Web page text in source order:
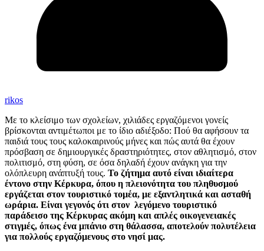
rikos
Με το κλείσιμο των σχολείων, χιλιάδες εργαζόμενοι γονείς
βρίσκονται αντιμέτωποι με το ίδιο αδιέξοδο: Πού θα αφήσουν τα
παιδιά τους τους καλοκαιρινούς μήνες και πώς αυτά θα έχουν
πρόσβαση σε δημιουργικές δραστηριότητες, στον αθλητισμό, στον
πολιτισμό, στη φύση, σε όσα δηλαδή έχουν ανάγκη για την
ολόπλευρη ανάπτυξή τους. Το ζήτημα αυτό είναι ιδιαίτερα
έντονο στην Κέρκυρα, όπου η πλειονότητα του πληθυσμού
εργάζεται στον τουριστικό τομέα, με εξαντλητικά και ασταθή
ωράρια. Είναι γεγονός ότι στον λεγόμενο τουριστικό
παράδεισο της Κέρκυρας ακόμη και απλές οικογενειακές
στιγμές, όπως ένα μπάνιο στη θάλασσα, αποτελούν πολυτέλεια
για πολλούς εργαζόμενους στο νησί μας.